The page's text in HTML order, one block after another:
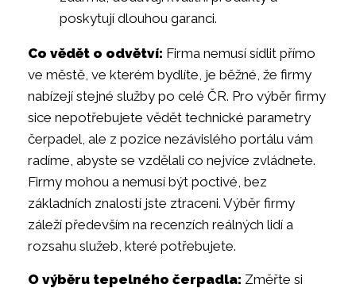
poskytují dlouhou garanci.
Co vědět o odvětví: Firma nemusí sídlit přímo
ve městě, ve kterém bydlíte, je běžné, že firmy
nabízejí stejné služby po celé ČR. Pro výběr firmy
sice nepotřebujete vědět technické parametry
čerpadel, ale z pozice nezávislého portálu vám
radíme, abyste se vzdělali co nejvíce zvládnete.
Firmy mohou a nemusí být poctivé, bez
základních znalostí jste ztraceni. Výběr firmy
záleží především na recenzích reálných lidí a
rozsahu služeb, které potřebujete.
O výběru tepelného čerpadla: Změřte si